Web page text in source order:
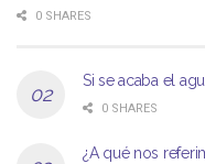
0 SHARES
Si se acaba el
0 SHARES
¿A qué nos